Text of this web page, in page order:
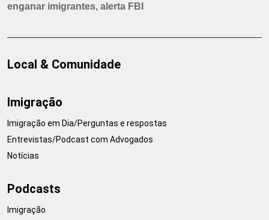
enganar imigrantes, alerta FBI
Local & Comunidade
Imigração
Imigração em Dia/Perguntas e respostas
Entrevistas/Podcast com Advogados
Notícias
Podcasts
Imigração